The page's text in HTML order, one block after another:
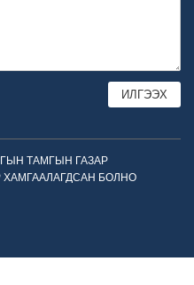
ТАМГЫН ГАЗАР
ХАМГААЛАГДСАН БОЛНО